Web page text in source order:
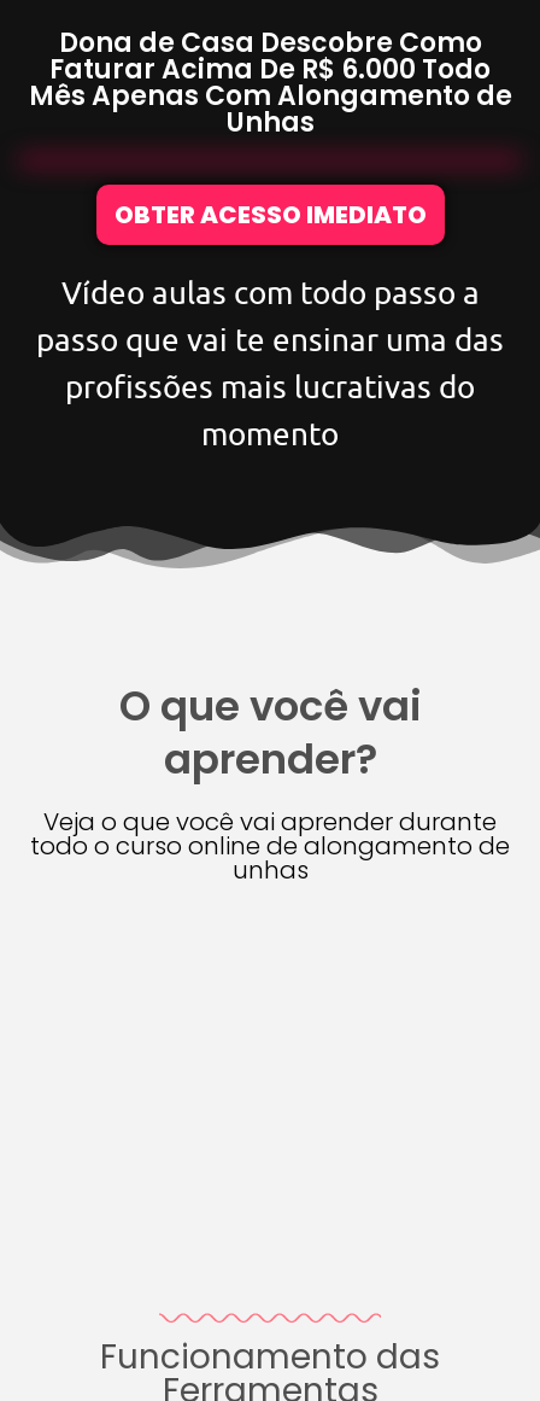
Dona de Casa Descobre Como
Faturar Acima De R$ 6.000 Todo
Mês Apenas ComAlongamento de
Unhas
OBTER ACESSO IMEDIATO
Vídeo aulas com todo passo a
passo que vai te ensinar uma das
profissões mais lucrativas do
momento
O que você vai
aprender?
Veja o que você vai aprender durante
todo o curso online de alongamento de
unhas
Funcionamento das
Ferramentas